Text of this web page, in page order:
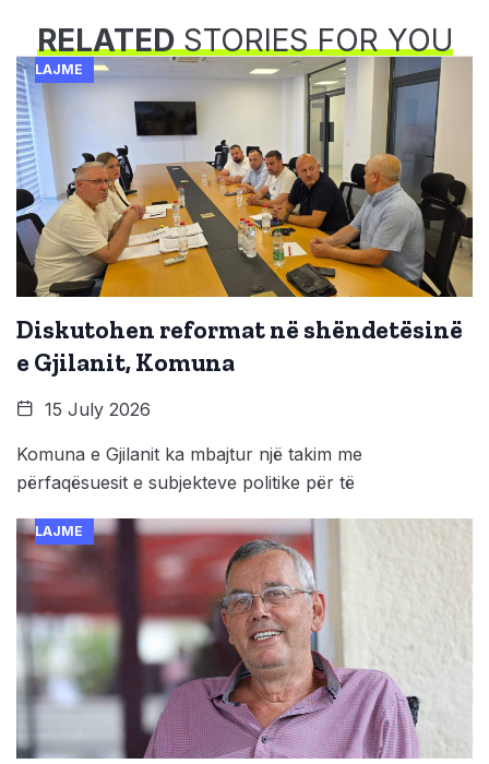
RELATEDSTORIES FOR YOU
LAJME
Diskutohen reformat në shëndetësinë
e Gjilanit, Komuna
15 July 2026
Komuna e Gjilanit ka mbajtur një takim me
përfaqësuesit e subjekteve politike për të
LAJME